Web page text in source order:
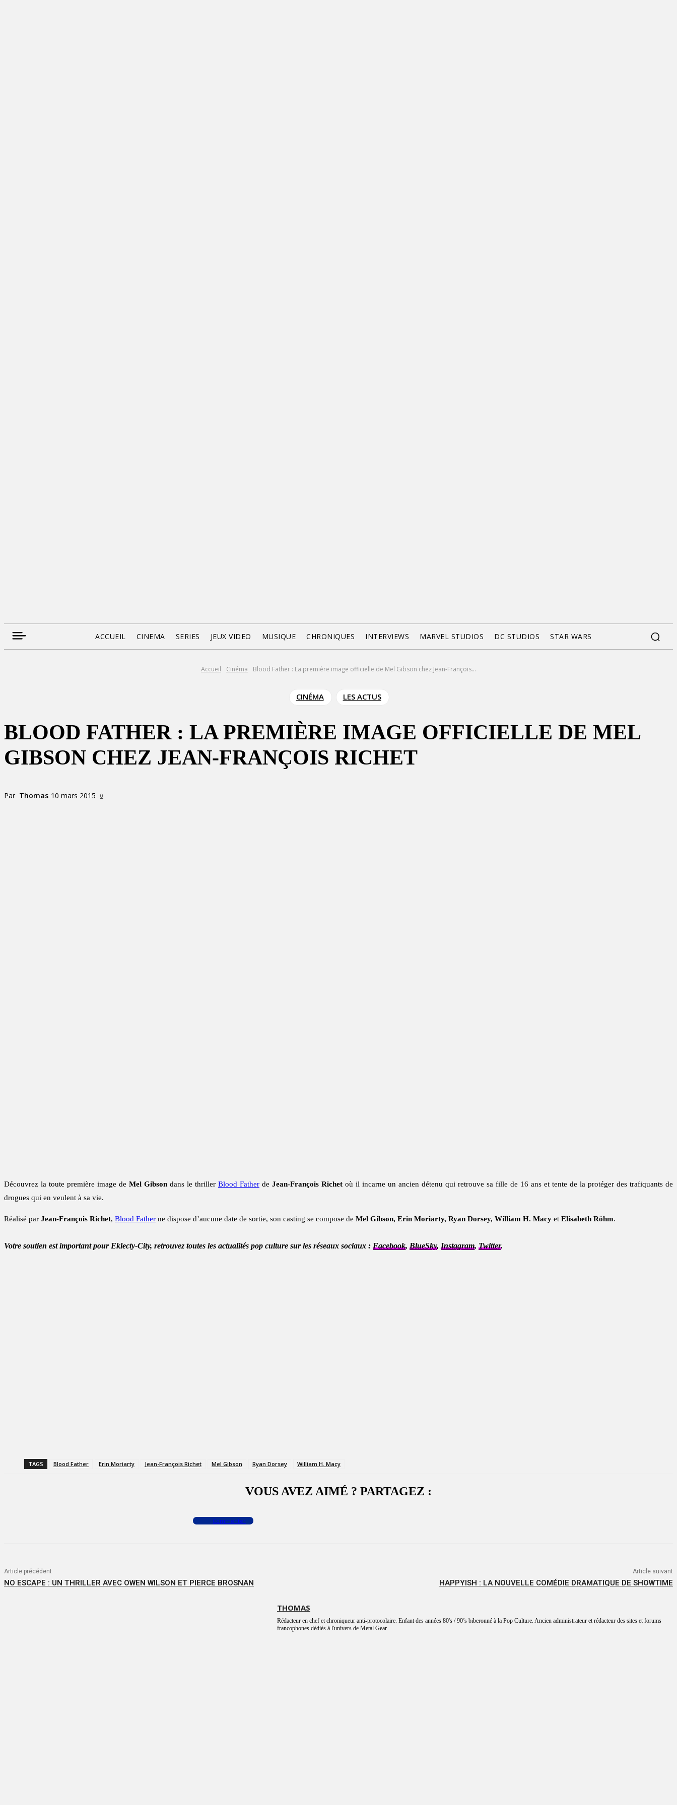
ACCUEIL CINEMA SERIES JEUX VIDEO MUSIQUE CHRONIQUES INTERVIEWS MARVEL STUDIOS DC STUDIOS STAR WARS
Accueil Cinéma Blood Father : La première image officielle de Mel Gibson chez Jean-François...
CINÉMA LES ACTUS
BLOOD FATHER : LA PREMIÈRE IMAGE OFFICIELLE DE MEL
GIBSON CHEZ JEAN-FRANÇOIS RICHET
Par Thomas 10 mars 2015 0
Découvrez la toute première image de Mel Gibson dans le thriller Blood Father de Jean-François Richet où il incarne un ancien détenu qui retrouve sa fille de 16 ans et tente de la protéger des trafiquants de
drogues qui en veulent à sa vie.
Réalisé par Jean-François Richet, Blood Father ne dispose d’aucune date de sortie, son casting se compose de Mel Gibson, Erin Moriarty, Ryan Dorsey, William H. Macy et Elisabeth Röhm.
Votre soutien est important pour Eklecty-City, retrouvez toutes les actualités pop culture sur les réseaux sociaux : Facebook, BlueSky, Instagram, Twitter.
TAGS Blood Father Erin Moriarty Jean-François Richet Mel Gibson Ryan Dorsey William H. Macy
VOUS AVEZ AIMÉ ? PARTAGEZ :
Commenter
Article précédent
NO ESCAPE : UN THRILLER AVEC OWEN WILSON ET PIERCE BROSNAN
Article suivant
HAPPYISH : LA NOUVELLE COMÉDIE DRAMATIQUE DE SHOWTIME
THOMAS
Rédacteur en chef et chroniqueur anti-protocolaire. Enfant des années 80's / 90’s biberonné à la Pop Culture. Ancien administrateur et rédacteur des sites et forums
francophones dédiés à l'univers de Metal Gear.